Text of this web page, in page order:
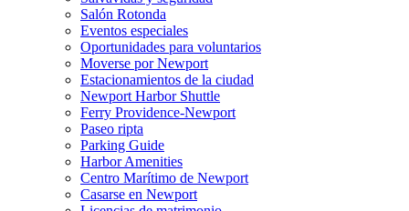
Salón Rotonda
Eventos especiales
Oportunidades para voluntarios
Moverse por Newport
Estacionamientos de la ciudad
Newport Harbor Shuttle
Ferry Providence-Newport
Paseo ripta
Parking Guide
Harbor Amenities
Centro Marítimo de Newport
Casarse en Newport